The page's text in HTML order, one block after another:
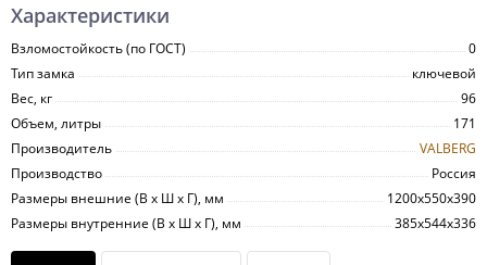
Характеристики
Взломостойкость (по ГОСТ)
0
Тип замка
ключевой
Вес, кг
96
Объем, литры
171
Производитель
VALBERG
Производство
Россия
Размеры внешние (В х Ш х Г), мм
1200х550х390
Размеры внутренние (В х Ш х Г), мм
385х544х336